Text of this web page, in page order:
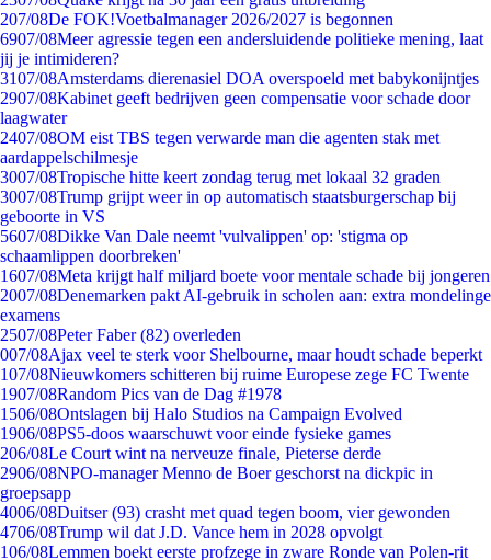
207/08De FOK!Voetbalmanager 2026/2027 is begonnen
6907/08Meer agressie tegen een andersluidende politieke mening, laat
jij je intimideren?
3107/08Amsterdams dierenasiel DOA overspoeld met babykonijntjes
2907/08Kabinet geeft bedrijven geen compensatie voor schade door
laagwater
2407/08OM eist TBS tegen verwarde man die agenten stak met
aardappelschilmesje
3007/08Tropische hitte keert zondag terug met lokaal 32 graden
3007/08Trump grijpt weer in op automatisch staatsburgerschap bij
geboorte in VS
5607/08Dikke Van Dale neemt 'vulvalippen' op: 'stigma op
schaamlippen doorbreken'
1607/08Meta krijgt half miljard boete voor mentale schade bij jongeren
2007/08Denemarken pakt AI-gebruik in scholen aan: extra mondelinge
examens
2507/08Peter Faber (82) overleden
007/08Ajax veel te sterk voor Shelbourne, maar houdt schade beperkt
107/08Nieuwkomers schitteren bij ruime Europese zege FC Twente
1907/08Random Pics van de Dag #1978
1506/08Ontslagen bij Halo Studios na Campaign Evolved
1906/08PS5-doos waarschuwt voor einde fysieke games
206/08Le Court wint na nerveuze finale, Pieterse derde
2906/08NPO-manager Menno de Boer geschorst na dickpic in
groepsapp
4006/08Duitser (93) crasht met quad tegen boom, vier gewonden
4706/08Trump wil dat J.D. Vance hem in 2028 opvolgt
106/08Lemmen boekt eerste profzege in zware Ronde van Polen-rit